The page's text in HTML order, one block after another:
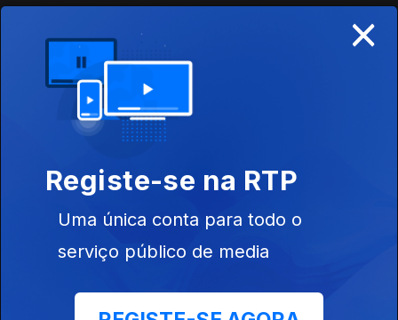
Ep. 85
×
Registe-se na RTP
Uma única conta para todo o
serviço público de media